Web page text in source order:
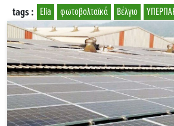
Βέλγιο
φωτοβολταϊκά
Elia
tags :